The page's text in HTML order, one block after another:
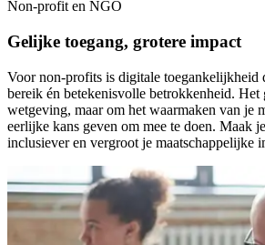
Non-profit en NGO
Gelijke toegang, grotere impact
Voor non-profits is digitale toegankelijkheid
bereik én betekenisvolle betrokkenheid. Het
wetgeving, maar om het waarmaken van je
eerlijke kans geven om mee te doen. Maak
inclusiever en vergroot je maatschappelijke